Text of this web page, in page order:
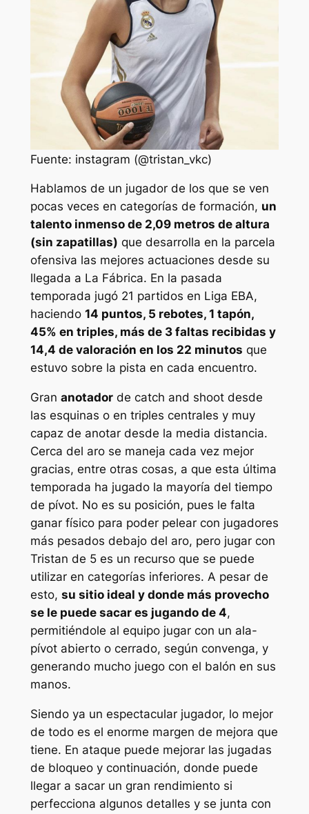
Fuente: instagram (@tristan_vkc)
Hablamos de un jugador de los que se ven
pocas veces en categorías de formación, un
talento inmenso de 2,09 metros de altura
(sin zapatillas) que desarrolla en la parcela
ofensiva las mejores actuaciones desde su
llegada a La Fábrica. En la pasada
temporada jugó 21 partidos en Liga EBA,
haciendo 14 puntos, 5 rebotes, 1 tapón,
45% en triples, más de 3 faltas recibidas y
14,4 de valoración en los 22 minutos que
estuvo sobre la pista en cada encuentro.
Gran anotadorde catch and shoot desde
las esquinas o en triples centrales y muy
capaz de anotar desde la media distancia.
Cerca del aro se maneja cada vez mejor
gracias, entre otras cosas, a que esta última
temporada ha jugado la mayoría del tiempo
de pívot. No es su posición, pues le falta
ganar físico para poder pelear con jugadores
más pesados debajo del aro, pero jugar con
Tristan de 5 es un recurso que se puede
utilizar en categorías inferiores. A pesar de
esto, su sitio ideal y donde más provecho
se le puede sacar es jugando de 4,
permitiéndole al equipo jugar con un ala-
pívot abierto o cerrado, según convenga, y
generando mucho juego con el balón en sus
manos.
Siendo ya un espectacular jugador, lo mejor
de todo es el enorme margen de mejora que
tiene. En ataque puede mejorar las jugadas
de bloqueo y continuación, donde puede
llegar a sacar un gran rendimiento si
perfecciona algunos detalles y se junta con